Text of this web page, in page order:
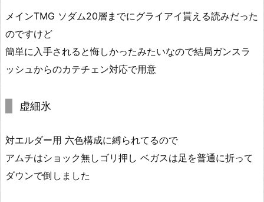
メインTMG ソダム20層までにグライアイ貰える読みだった
のですけど
簡単に入手されると悔しかったみたいなので結局ガンスラ
ッシュからのカテチェン対応で用意
虚細氷
対エルダー用 六色構成に縛られてるので
アムチはショック無しゴリ押し ベガスは足を普通に折って
ダウンで倒しました